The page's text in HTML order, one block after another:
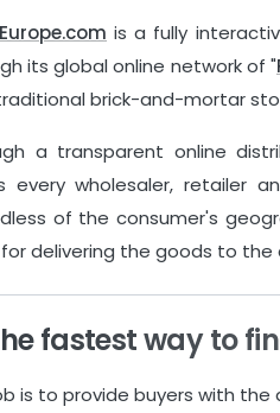
is a fully
its global online network of "
brick-and-mortar
a transparent online
every wholesaler, retailer
of the consumer's
delivering the goods to the
fastest way to
is to provide buyers with